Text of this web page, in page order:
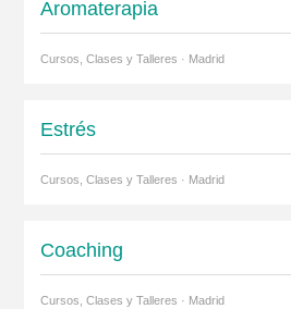
Aromaterapia
Cursos, Clases y Talleres · Madrid
Estrés
Cursos, Clases y Talleres · Madrid
Coaching
Cursos, Clases y Talleres · Madrid